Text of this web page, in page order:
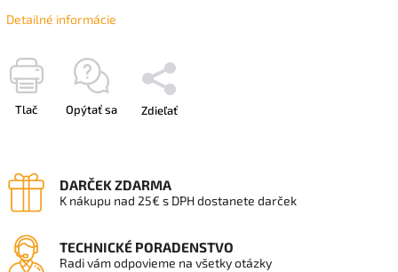
Detailné informácie
Tlač Opýtať sa Zdieľať
DARČEK ZDARMA
K nákupu nad 25€ s DPH dostanete darček
TECHNICKÉ PORADENSTVO
Radi vám odpovieme na všetky otázky